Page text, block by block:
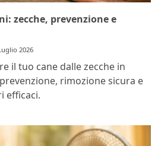
zecche, prevenzione e
2026
il tuo cane dalle zecche in
rimozione sicura e
efficaci.